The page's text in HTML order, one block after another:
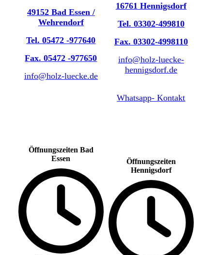
49152 Bad Essen /
Wehrendorf
Tel. 05472 -977640
Fax. 05472 -977650
info@holz-luecke.de
16761 Hennigsdorf
Tel. 03302-499810
Fax. 03302-4998110
info@holz-luecke-
hennigsdorf.de
Whatsapp- Kontakt
Öffnungszeiten Bad
Essen
Öffnungszeiten
Hennigsdorf